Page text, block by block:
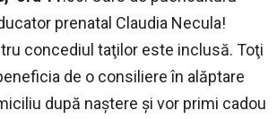
prenatal Claudia Necula!
concediul taţilor este inclusă. Toţi
de o consiliere în alăptare
după naştere şi vor primi cadou